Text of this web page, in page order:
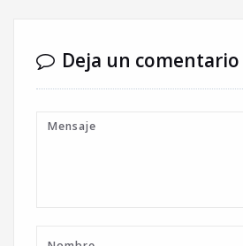
Deja un comentario